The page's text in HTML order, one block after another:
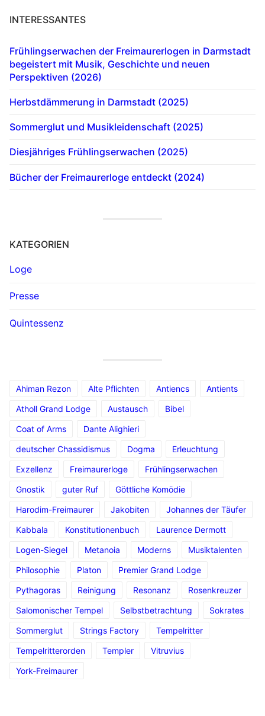
INTERESSANTES
Frühlingserwachen der Freimaurerlogen in Darmstadt
begeistert mit Musik, Geschichte und neuen
Perspektiven (2026)
Herbstdämmerung in Darmstadt (2025)
Sommerglut und Musikleidenschaft (2025)
Diesjähriges Frühlingserwachen (2025)
Bücher der Freimaurerloge entdeckt (2024)
KATEGORIEN
Loge
Presse
Quintessenz
Ahiman Rezon Alte Pflichten Antiencs
Antients
Atholl Grand Lodge
Austausch
Bibel
Coat of Arms
Dante Alighieri
deutscher Chassidismus
Dogma
Erleuchtung
Exzellenz
Freimaurerloge
Frühlingserwachen
Gnostik
guter Ruf
Göttliche Komödie
Harodim-Freimaurer
Jakobiten
Johannes der Täufer
Kabbala
Konstitutionenbuch
Laurence Dermott
Logen-Siegel
Metanoia Moderns
Musiktalenten
Philosophie
Platon
Premier Grand Lodge
Pythagoras
Reinigung Resonanz
Rosenkreuzer
Salomonischer Tempel
Selbstbetrachtung
Sokrates
Sommerglut
Strings Factory
Tempelritter
Tempelritterorden
Templer
Vitruvius
York-Freimaurer